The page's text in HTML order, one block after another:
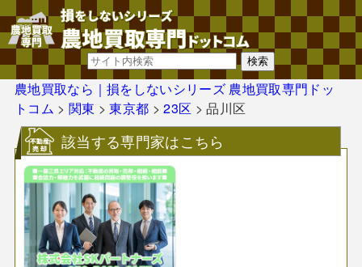
農地買取なら｜損をしないシリーズ 農地買取専門ドッ
トコム > 関東 >東京都 >23区 >品川区
該当する専門家はこちら